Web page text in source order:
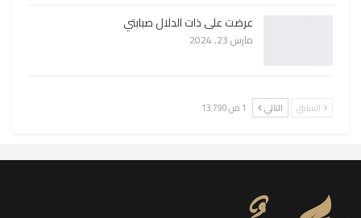
عرضت على ذات الدلال صبابتي
مارس 23, 2024
السابق التالي 1 من 13٬790